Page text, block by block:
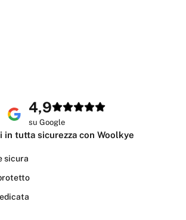
4,9
su Google
in tutta sicurezza con Woolkye
sicura